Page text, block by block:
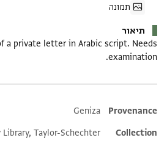
תמונה
תיאור
a private letter in Arabic script. Needs
examination.
Additional metadata
Provenance
Geniza
Collection
Taylor-Schechter